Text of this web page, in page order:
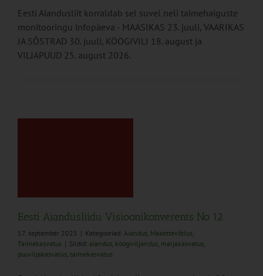
Eesti Aiandusliit korraldab sel suvel neli taimehaiguste
monitooringu infopäeva - MAASIKAS 23. juuli, VAARIKAS
JA SÕSTRAD 30. juuli, KÖÖGIVILI 18. august ja
VILJAPUUD 25. august 2026.
Eesti Aiandusliidu Visioonikonverents No 12
17. september 2025 | Kategooriad: Aiandus, Maaettevõtlus,
Taimekasvatus | Sildid: aiandus, köögiviljandus, marjakasvatus,
puuviljakasvatus, taimekasvatus